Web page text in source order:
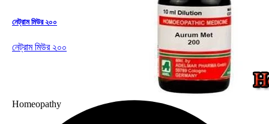
Homeopathy
নেট্রাম মিউর ২০০
নেট্রাম মিউর ২০০